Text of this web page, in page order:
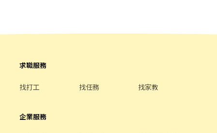
求職服務
找打工 找任務 找家教
企業服務